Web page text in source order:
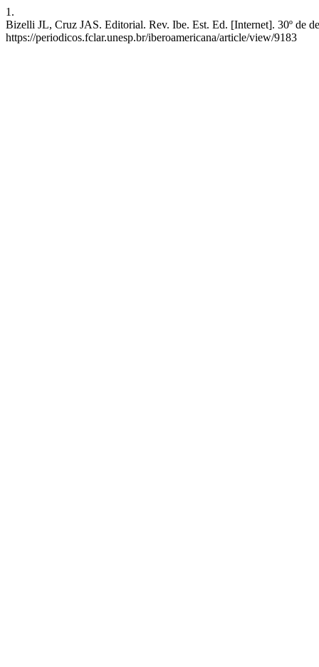
1.
Bizelli JL, Cruz JAS. Editorial. Rev. Ibe. Est. Ed. [Internet]. 30º de
https://periodicos.fclar.unesp.br/iberoamericana/article/view/9183